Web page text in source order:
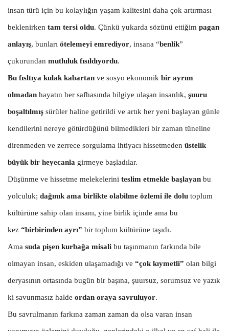
insan türü için bu kolaylığın yaşam kalitesini daha çok artırması
beklenirken tam tersi oldu. Çünkü yukarda sözünü ettiğim pagan
anlayış, bunları ötelemeyi emrediyor, insana “benlik”
çukurundan mutluluk fısıldıyordu.
Bu fısltıya kulak kabartan ve sosyo ekonomik bir ayrım
olmadan hayatın her safhasında bilgiye ulaşan insanlık, şuuru
boşaltılmış sürüler haline getirildi ve artık her yeni başlayan günle
kendilerini nereye götürdüğünü bilmedikleri bir zaman tüneline
direnmeden ve zerrece sorgulama ihtiyacı hissetmeden üstelik
büyük bir heyecanla girmeye başladılar.
Düşünme ve hissetme melekelerini teslim etmekle başlayan bu
yolculuk; dağınık ama birlikte olabilme özlemi ile dolu toplum
kültürüne sahip olan insanı, yine birlik içinde ama bu
kez “birbirinden ayrı” bir toplum kültürüne taşıdı.
Ama suda pişen kurbağa misali bu taşınmanın farkında bile
olmayan insan, eskiden ulaşamadığı ve “çok kıymetli” olan bilgi
deryasının ortasında bugün bir başına, şuursuz, sorumsuz ve yazık
ki savunmasız halde ordan oraya savruluyor.
Bu savrulmanın farkına zaman zaman da olsa varan insan